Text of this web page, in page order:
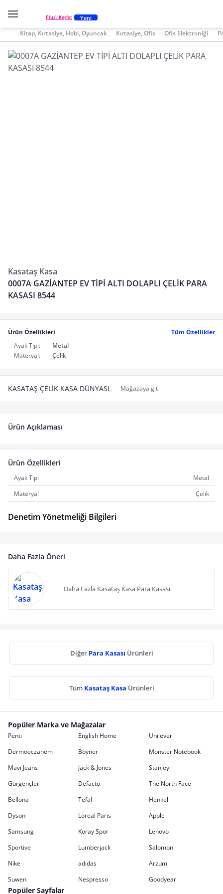
Plus'ı Keşfet Yeni
Kitap, Kırtasiye, Hobi, Oyuncak Kırtasiye, Ofis Ofis Elektroniği
Kasataş Kasa
0007A GAZİANTEP EV TİPİ ALTI DOLAPLI ÇELİK PARA
KASASI 8544
Ürün Özellikleri
Tüm Özellikler
Ayak Tipi:
Metal
Materyal:
Çelik
KASATAŞ ÇELİK KASA DÜNYASI Mağazaya git
Ürün Açıklaması
Ürün Özellikleri
Ayak Tipi
Metal
Materyal
Çelik
Denetim Yönetmeliği Bilgileri
Daha Fazla Öneri
Daha Fazla Kasataş Kasa Para Kasası
Diğer Para Kasası Ürünleri
Tüm Kasataş Kasa Ürünleri
Popüler Marka ve Mağazalar
Penti English Home
Unilever
Dermoeczanem
Boyner
Monster Notebook
Mavi Jeans
Jack & Jones
Stanley
Gürgençler
Defacto
The North Face
Bellona
Tefal
Henkel
Dyson
Loreal Paris
Apple
Samsung
Koray Spor
Lenovo
Sportive
Lumberjack
Salomon
Nike
adidas
Arzum
Suwen
Nespresso Goodyear
Popüler Sayfalar